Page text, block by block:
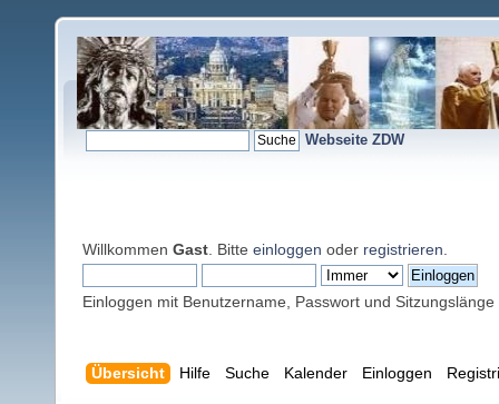
Webseite ZDW
Willkommen Gast . Bitte einloggen oder registrieren
Einloggen mit Benutzername, Passwort und Sitzungslänge
Übersicht Hilfe Suche Kalender Einloggen